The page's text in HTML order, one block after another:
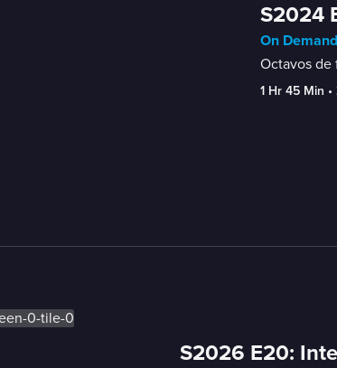
S2024
On
Octavos de
1 Hr 45 Min •
S2026 E20: